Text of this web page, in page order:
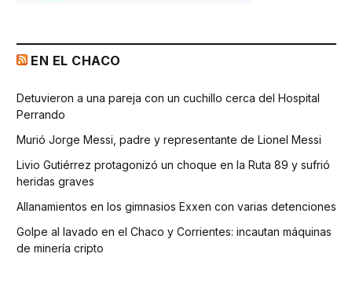
EN EL CHACO
Detuvieron a una pareja con un cuchillo cerca del Hospital
Perrando
Murió Jorge Messi, padre y representante de Lionel Messi
Livio Gutiérrez protagonizó un choque en la Ruta 89 y sufrió
heridas graves
Allanamientos en los gimnasios Exxen con varias detenciones
Golpe al lavado en el Chaco y Corrientes: incautan máquinas
de minería cripto